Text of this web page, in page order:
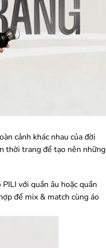
cảnh khác nhau của đời
thời trang để tạo nên những
với quần âu hoặc quần
để mix & match cùng áo